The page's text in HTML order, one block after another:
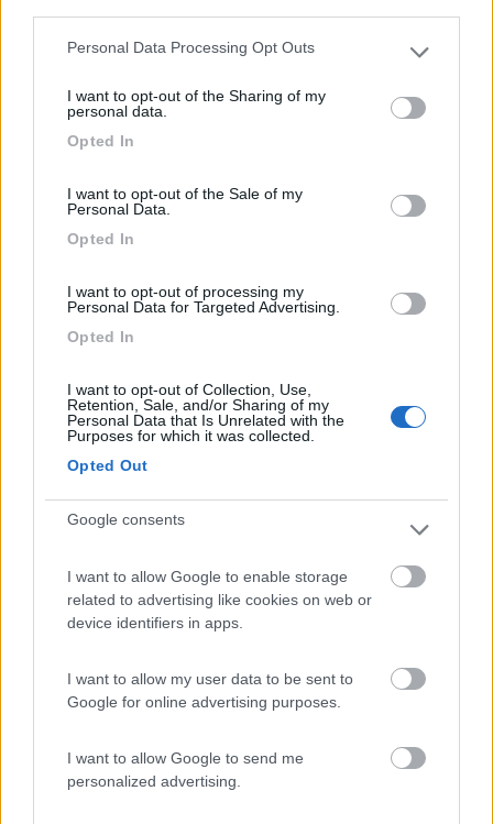
Please note that this website/app uses one or more Google
not limited to your visit or usage behaviour. You may click to
grant or deny consent to Google and its third-party tags to
use your data for below specified purposes in below Google
Personal Data Processing Opt Outs
I want to opt-out of the Sharing of my
personal data.
Opted In
I want to opt-out of the Sale of my
Personal Data.
Opted In
I want to opt-out of processing my
Personal Data for Targeted Advertising.
Opted In
I want to opt-out of Collection, Use,
Retention, Sale, and/or Sharing of my
Personal Data that Is Unrelated with the
Purposes for which it was collected.
Opted Out
Google consents
I want to allow Google to enable storage
related to advertising like cookies on web or
device identifiers in apps.
I want to allow my user data to be sent to
Google for online advertising purposes.
I want to allow Google to send me
personalized advertising.
La struttura, immersa tra ulivi e vigneti, dispone di agr...
Villa Castelli (BR) - 46.8km
Strada Masseria Tagliavanti, 1
Area di sosta (AA)
Agriturismo Nonna Rosa
Matera (MT) - 47.9km
Contrada Trasano snc, SS 7 km 584,700